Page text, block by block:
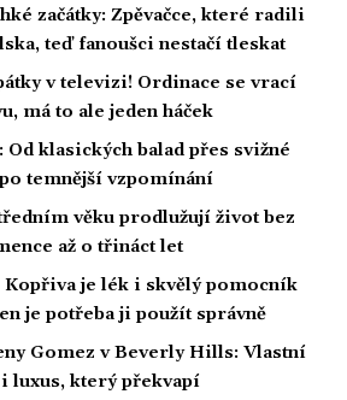
začátky: Zpěvačce, které radili
teď fanoušci nestačí tleskat
v televizi! Ordinace se vrací
má to ale jeden háček
Od klasických balad přes svižné
temnější vzpomínání
věku prodlužují život bez
až o třináct let
je lék i skvělý pomocník
je potřeba ji použít správně
Gomez v Beverly Hills: Vlastní
luxus, který překvapí